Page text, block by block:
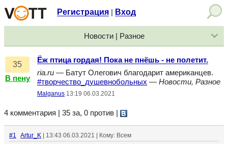
Регистрация Вход
Новости | Разное
35
В пену
Ёж птица гордая! Пока не пнёшь - не полетит.
ria.ru — Батут Олегович благодарит американцев.
#творчество_душевнобольных — Новости, Разное
Malganus 13:19 06.03.2021
4 комментария | 35 за, 0 против
#1 Artur_K | 13:43 06.03.2021 | Кому: Всем